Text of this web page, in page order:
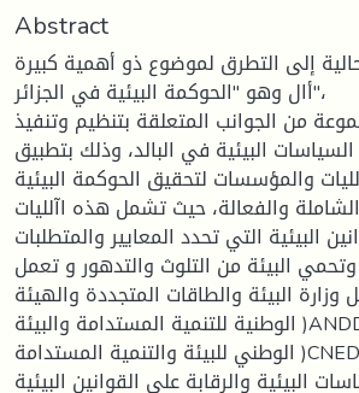
Abstract
إلى التطرق لموضوع ذو أهمية كبيرة
أال وهو "الحوكمة البيئية في الجزائر"،
من الجوانب المتعلقة بتنظيم وتنفيذ
السياسات البيئية في البالد، وذلك بتطبيق
والمؤسسات لتحقيق الحوكمة البيئية
الشاملة والفعالة، حيث تشمل هذه اآلليات
البيئية التي تحدد المعايير والمتطلبات
وتحمي البيئة من التلوث والتدهور و تعمل
البيئة والطاقات المتجددة والهيئة
الوطنية للتنمية المستدامة والبيئة )ANDD )والمجلس
الوطني للبيئة والتنمية المستدامة )CNEDD )على تنفيذ
البيئية والرقابة على القوانين البيئية،